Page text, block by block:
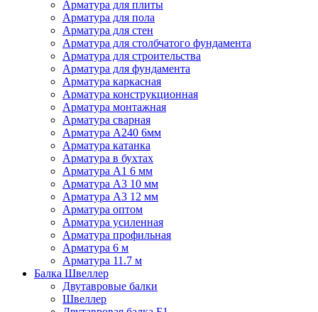
Арматура для плиты
Арматура для пола
Арматура для стен
Арматура для столбчатого фундамента
Арматура для строительства
Арматура для фундамента
Арматура каркасная
Арматура конструкционная
Арматура монтажная
Арматура сварная
Арматура А240 6мм
Арматура катанка
Арматура в бухтах
Арматура А1 6 мм
Арматура А3 10 мм
Арматура А3 12 мм
Арматура оптом
Арматура усиленная
Арматура профильная
Арматура 6 м
Арматура 11.7 м
Балка Швеллер
Двутавровые балки
Швеллер